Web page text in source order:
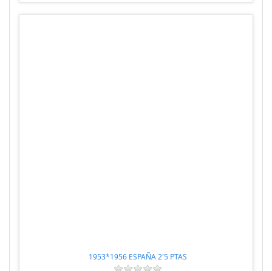
1953*1956 ESPAÑA 2'5 PTAS